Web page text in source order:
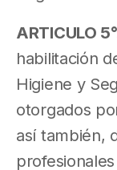
ARTICULO
habilitación
Higiene y
otorgados
así también,